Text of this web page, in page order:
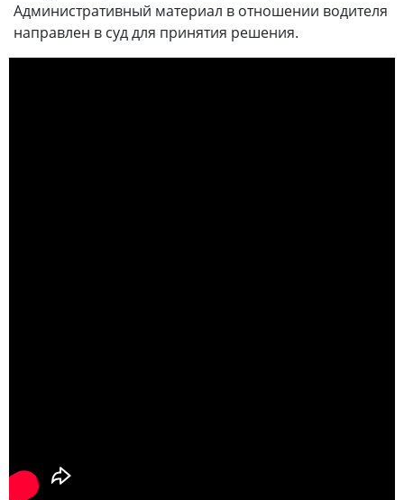
Административный материал в отношении водителя
направлен в суд для принятия решения.